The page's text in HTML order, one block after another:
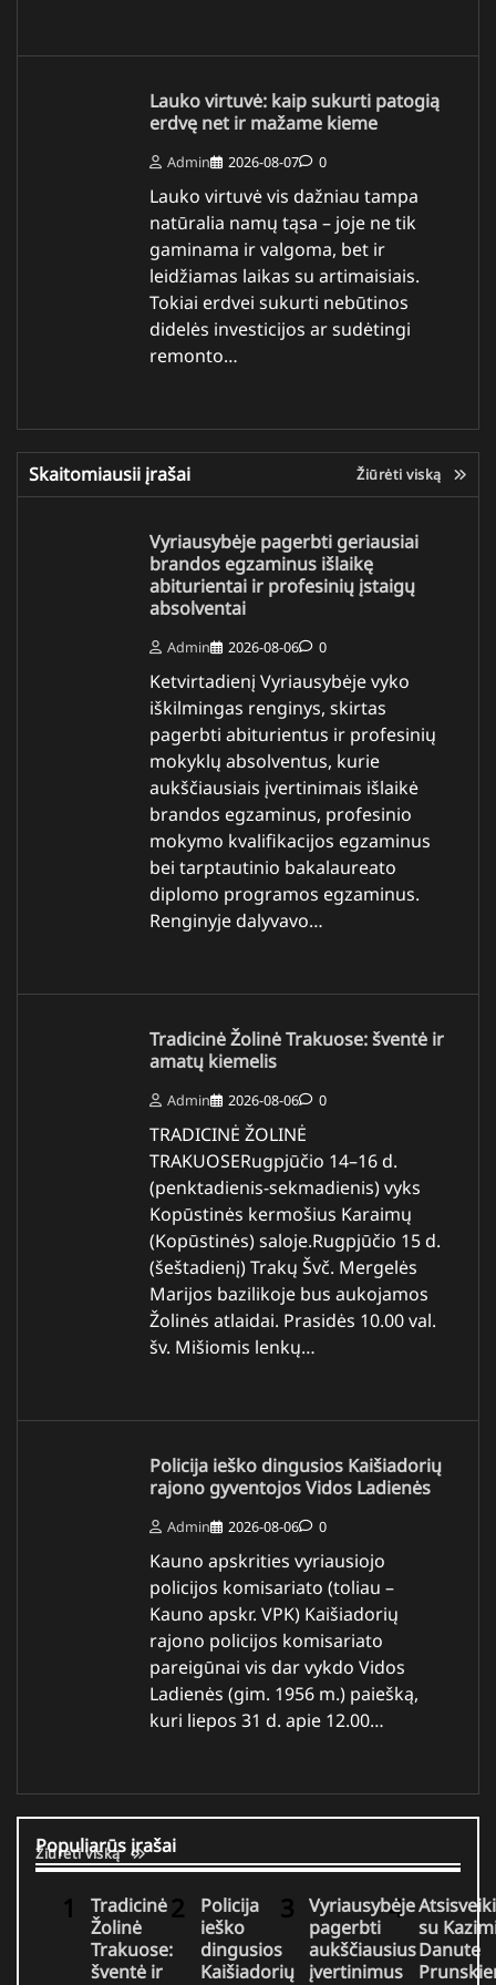
Lauko virtuvė: kaip sukurti patogią
erdvę net ir mažame kieme
Admin 2026-08-07 0
Lauko virtuvė vis dažniau tampa
natūralia namų tąsa – joje ne tik
gaminama ir valgoma, bet ir
leidžiamas laikas su artimaisiais.
Tokiai erdvei sukurti nebūtinos
didelės investicijos ar sudėtingi
remonto…
Skaitomiausii įrašai Žiūrėti viską
Vyriausybėje pagerbti geriausiai
brandos egzaminus išlaikę
abiturientai ir profesinių įstaigų
absolventai
Admin 2026-08-06 0
Ketvirtadienį Vyriausybėje vyko
iškilmingas renginys, skirtas
pagerbti abiturientus ir profesinių
mokyklų absolventus, kurie
aukščiausiais įvertinimais išlaikė
brandos egzaminus, profesinio
mokymo kvalifikacijos egzaminus
bei tarptautinio bakalaureato
diplomo programos egzaminus.
Renginyje dalyvavo…
Tradicinė Žolinė Trakuose: šventė ir
amatų kiemelis
Admin 2026-08-06 0
TRADICINĖ ŽOLINĖ
TRAKUOSERugpjūčio 14–16 d.
(penktadienis-sekmadienis) vyks
Kopūstinės kermošius Karaimų
(Kopūstinės) saloje.Rugpjūčio 15 d.
(šeštadienį) Trakų Švč. Mergelės
Marijos bazilikoje bus aukojamos
Žolinės atlaidai. Prasidės 10.00 val.
šv. Mišiomis lenkų…
Policija ieško dingusios Kaišiadorių
rajono gyventojos Vidos Ladienės
Admin 2026-08-06 0
Kauno apskrities vyriausiojo
policijos komisariato (toliau –
Kauno apskr. VPK) Kaišiadorių
rajono policijos komisariato
pareigūnai vis dar vykdo Vidos
Ladienės (gim. 1956 m.) paiešką,
kuri liepos 31 d. apie 12.00…
Populiarūs įrašai
Žiūrėti viską
Tradicinė
Žolinė
Trakuose:
šventė ir
Policija
ieško
dingusios
Kaišiadorių
Vyriausybėje
pagerbti
aukščiausius
įvertinimus
su
Danute